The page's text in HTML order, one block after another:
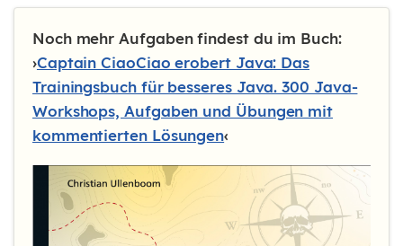
Noch mehr Aufgaben findest du im Buch:
›Captain CiaoCiao erobert Java: Das
Trainingsbuch für besseres Java. 300 Java-
Workshops, Aufgaben und Übungen mit
kommentierten Lösungen‹